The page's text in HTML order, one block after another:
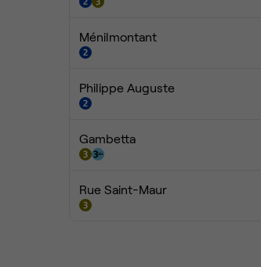
Ménilmontant
Philippe Auguste
Gambetta
Rue Saint-Maur